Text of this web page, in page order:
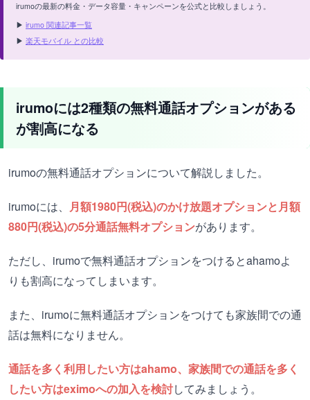
irumoの最新の料金・データ容量・キャンペーンを公式と比較しましょう。
▶ irumo 関連記事一覧
▶ 楽天モバイル との比較
irumoには2種類の無料通話オプションがある
が割高になる
irumoの無料通話オプションについて解説しました。
irumoには、 月額1980円(税込)のかけ放題オプションと月額
880円(税込)の5分通話無料オプションがあります。
ただし、irumoで無料通話オプションをつけるとahamoよ
りも割高になってしまいます。
また、irumoに無料通話オプションをつけても家族間での通
話は無料になりません。
通話を多く利用したい方はahamo、家族間での通話を多く
したい方はeximoへの加入を検討してみましょう。